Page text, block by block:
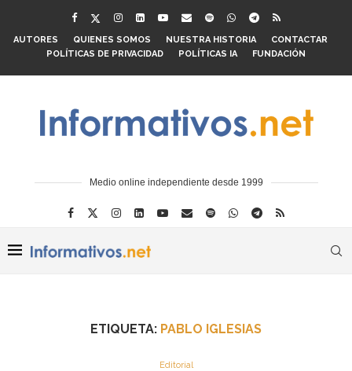
AUTORES QUIENES SOMOS NUESTRA HISTORIA
CONTACTAR
POLÍTICAS DE PRIVACIDAD
POLÍTICAS IA FUNDACIÓN
Medio online independiente desde 1999
ETIQUETA: PABLO IGLESIAS
Editorial